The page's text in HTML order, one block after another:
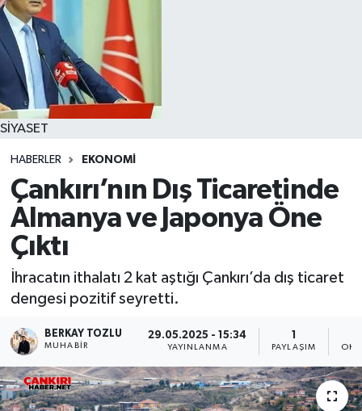
SİYASET
HABERLER EKONOMİ
Çankırı’nın Dış Ticaretinde
Almanya ve Japonya Öne
Çıktı
İhracatın ithalatı 2 kat aştığı Çankırı’da dış ticaret
dengesi pozitif seyretti.
BERKAY TOZLU
MUHABIR
29.05.2025 - 15:34
YAYINLANMA PAYLAŞIM